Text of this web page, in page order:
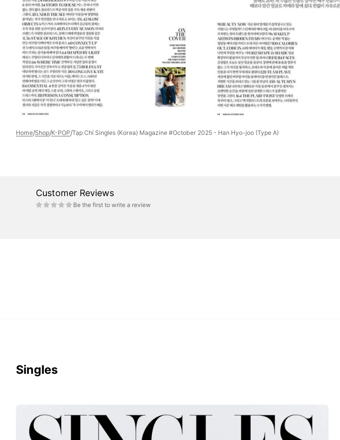
media
4
Home/Shop/K-POP/Tạp Chí Singles (Korea) Magazine #October 2025 - Han Hyo-joo (Type A)
Customer Reviews
Be the first to write a review
Singles
Singles